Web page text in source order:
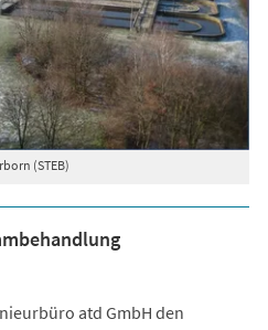
(STEB)
atd GmbH den